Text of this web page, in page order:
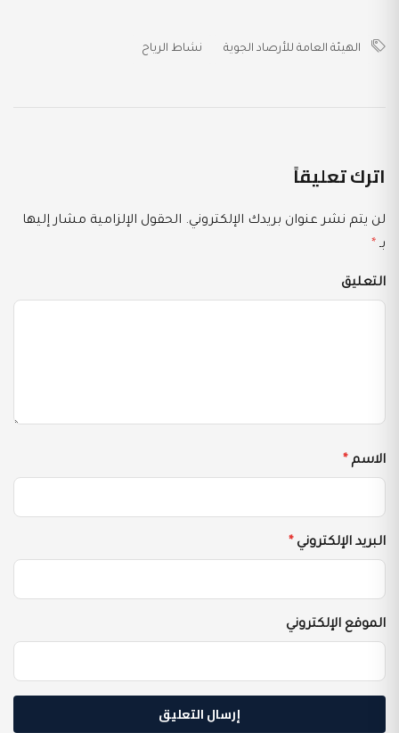
الهيئة العامة للأرصاد الجوية نشاط الرياح
اترك تعليقاً
لن يتم نشر عنوان بريدك الإلكتروني. الحقول الإلزامية مشار إليها
بـ *
التعليق
الاسم *
البريد الإلكتروني *
الموقع الإلكتروني